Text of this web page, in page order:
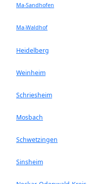
Ma-Sandhofen
Ma-Waldhof
Heidelberg
Weinheim
Schriesheim
Mosbach
Schwetzingen
Sinsheim